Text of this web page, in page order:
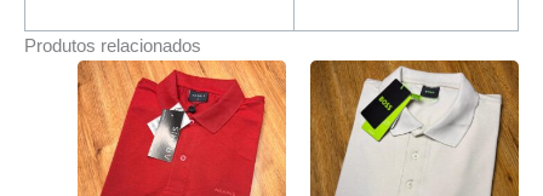
Produtos relacionados